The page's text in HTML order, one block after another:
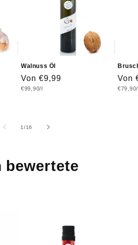
Walnuss Öl
Normaler
Preis
Von €9,99
Grundpreis
€99,90/l
Preis
Von
1 /von
16
bewertete